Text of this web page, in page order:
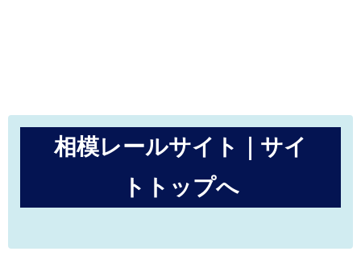
相模レールサイト｜サイ
トトップへ